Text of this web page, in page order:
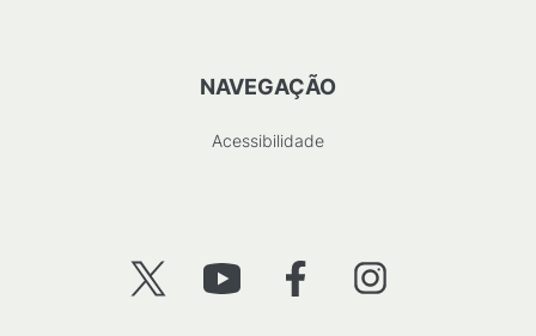
NAVEGAÇÃO
Acessibilidade